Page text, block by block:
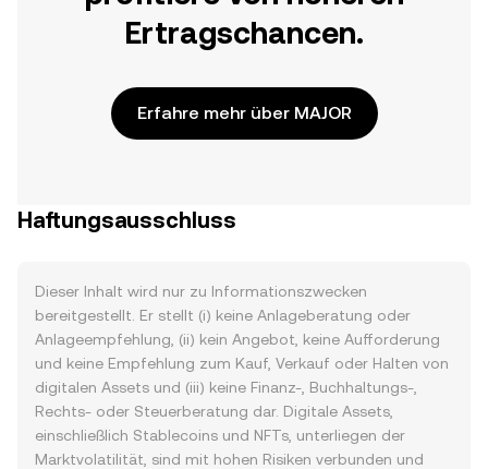
Ertragschancen.
Erfahre mehr über MAJOR
Haftungsausschluss
Dieser Inhalt wird nur zu Informationszwecken
bereitgestellt. Er stellt (i) keine Anlageberatung oder
Anlageempfehlung, (ii) kein Angebot, keine Aufforderung
und keine Empfehlung zum Kauf, Verkauf oder Halten von
digitalen Assets und (iii) keine Finanz-, Buchhaltungs-,
Rechts- oder Steuerberatung dar. Digitale Assets,
einschließlich Stablecoins und NFTs, unterliegen der
Marktvolatilität, sind mit hohen Risiken verbunden und